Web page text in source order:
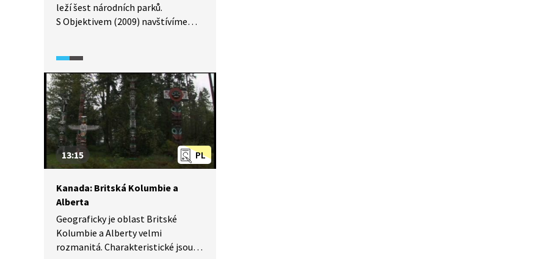
leží šest národních parků.
S Objektivem (2009) navštívíme
Proslulý je zejména ledovcovými
jezery, vodopády a úchvatnými
horami. Není tedy divu, že sem
zavítají 2 miliony návštěvníků
ročně.
PL
13:15
Kanada: Britská Kolumbie a
Alberta
Geograficky je oblast Britské
Kolumbie a Alberty velmi
rozmanitá. Charakteristické jsou